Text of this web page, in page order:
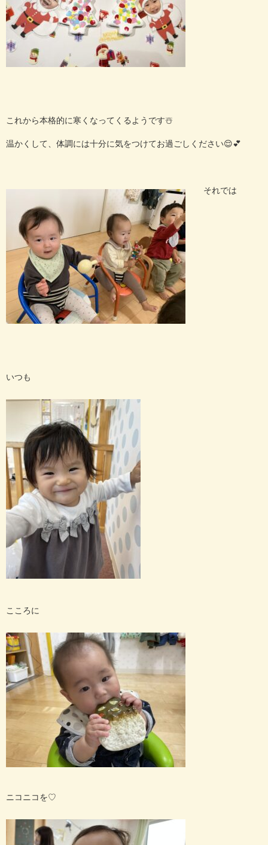
これから本格的に寒くなってくるようです☃️
温かくして、体調には十分に気をつけてお過ごしください😌💕
それでは
いつも
こころに
ニコニコを♡